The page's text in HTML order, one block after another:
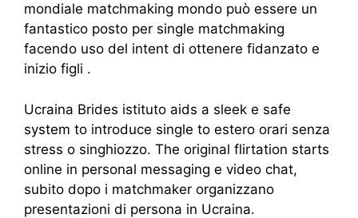
mondiale matchmaking mondo può essere un
fantastico posto per single matchmaking
facendo uso del intent di ottenere fidanzato e
inizio figli .
Ucraina Brides istituto aids a sleek e safe
system to introduce single to estero orari senza
stress o singhiozzo. The original flirtation starts
online in personal messaging e video chat,
subito dopo i matchmaker organizzano
presentazioni di persona in Ucraina.